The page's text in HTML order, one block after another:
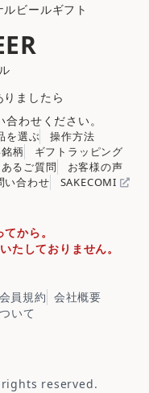
ビールギフト
ましたら
わせください。
を選ぶ
操作方法
柄
ギフトラッピング
るご質問
お客様の声
い合わせ
SAKECOMI
から。
たしておりません。
会員規約 会社概要
いて
reserved.